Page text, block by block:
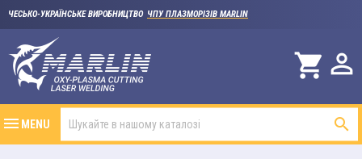
ЧЕСЬКО-УКРАЇНСЬКЕ ВИРОБНИЦТВО ЧПУ ПЛАЗМОРІЗІВ MARLIN

shopping_cart
MENU 